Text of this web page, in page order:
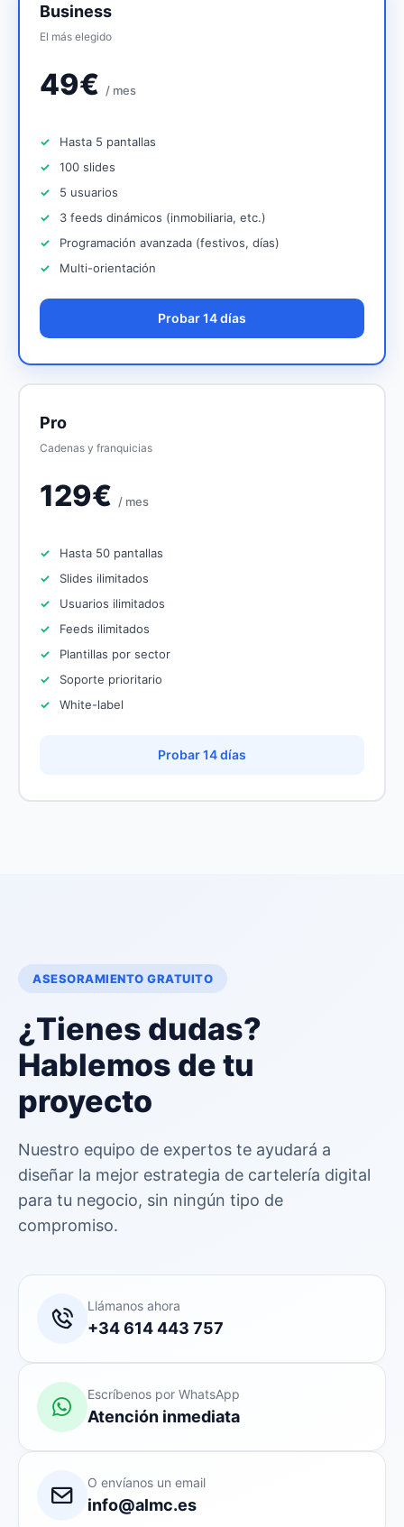
Business
El más elegido
49€ / mes
Hasta 5 pantallas
100 slides
5 usuarios
3 feeds dinámicos (inmobiliaria, etc.)
Programación avanzada (festivos, días)
Multi-orientación
Probar 14 días
Pro
Cadenas y franquicias
129€ / mes
Hasta 50 pantallas
Slides ilimitados
Usuarios ilimitados
Feeds ilimitados
Plantillas por sector
Soporte prioritario
White-label
Probar 14 días
ASESORAMIENTO GRATUITO
¿Tienes dudas?
Hablemos de tu
proyecto
Nuestro equipo de expertos te ayudará a
diseñar la mejor estrategia de cartelería digital
para tu negocio, sin ningún tipo de
compromiso.
Llámanos ahora
+34 614 443 757
Escríbenos por WhatsApp
Atención inmediata
O envíanos un email
info@almc.es